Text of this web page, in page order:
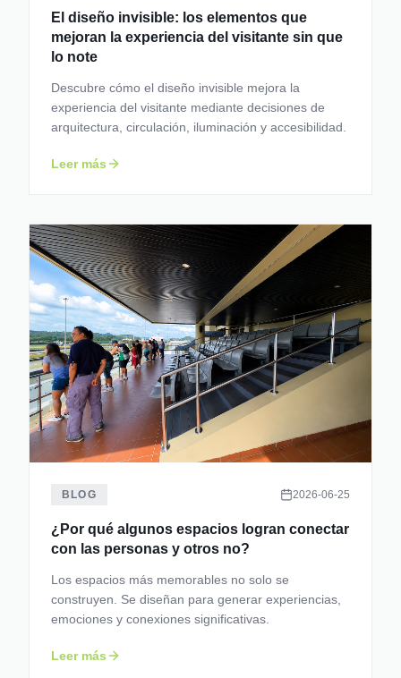
El diseño invisible: los elementos que
mejoran la experiencia del visitante sin que
lo note
Descubre cómo el diseño invisible mejora la
experiencia del visitante mediante decisiones de
arquitectura, circulación, iluminación y accesibilidad.
Leer más
BLOG 2026-06-25
¿Por qué algunos espacios logran conectar
con las personas y otros no?
Los espacios más memorables no solo se
construyen. Se diseñan para generar experiencias,
emociones y conexiones significativas.
Leer más